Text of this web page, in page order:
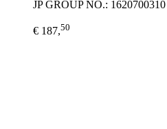
JP GROUP NO.: 1620700310
€ 187,50